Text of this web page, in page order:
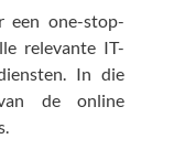
een one-stop-
relevante IT-
In die
de online